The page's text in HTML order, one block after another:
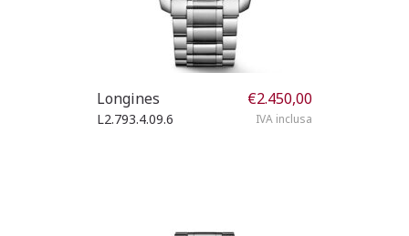
Longines
L2.793.4.09.6
€2.450,00
IVA inclusa